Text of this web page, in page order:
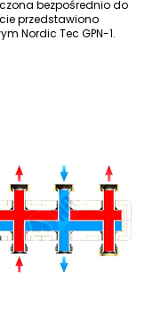
bezpośrednio do
przedstawiono
Nordic Tec GPN-1.